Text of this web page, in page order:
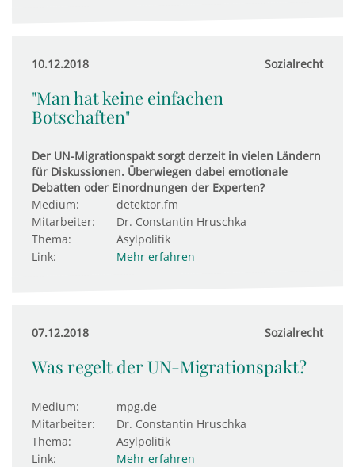
10.12.2018 Sozialrecht
"Man hat keine einfachen
Botschaften"
Der UN-Migrationspakt sorgt derzeit in vielen Ländern
für Diskussionen. Überwiegen dabei emotionale
Debatten oder Einordnungen der Experten?
Medium:
detektor.fm
Mitarbeiter:
Dr. Constantin Hruschka
Thema:
Asylpolitik
Link:
Mehr erfahren
07.12.2018 Sozialrecht
Was regelt der UN-Migrationspakt?
Medium:
mpg.de
Mitarbeiter:
Dr. Constantin Hruschka
Thema:
Asylpolitik
Link:
Mehr erfahren